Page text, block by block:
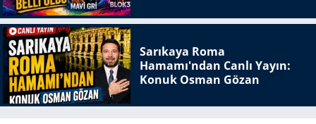
Sarıkaya Roma
Hamamı'ndan Canlı Yayın:
Konuk Osman Gözan